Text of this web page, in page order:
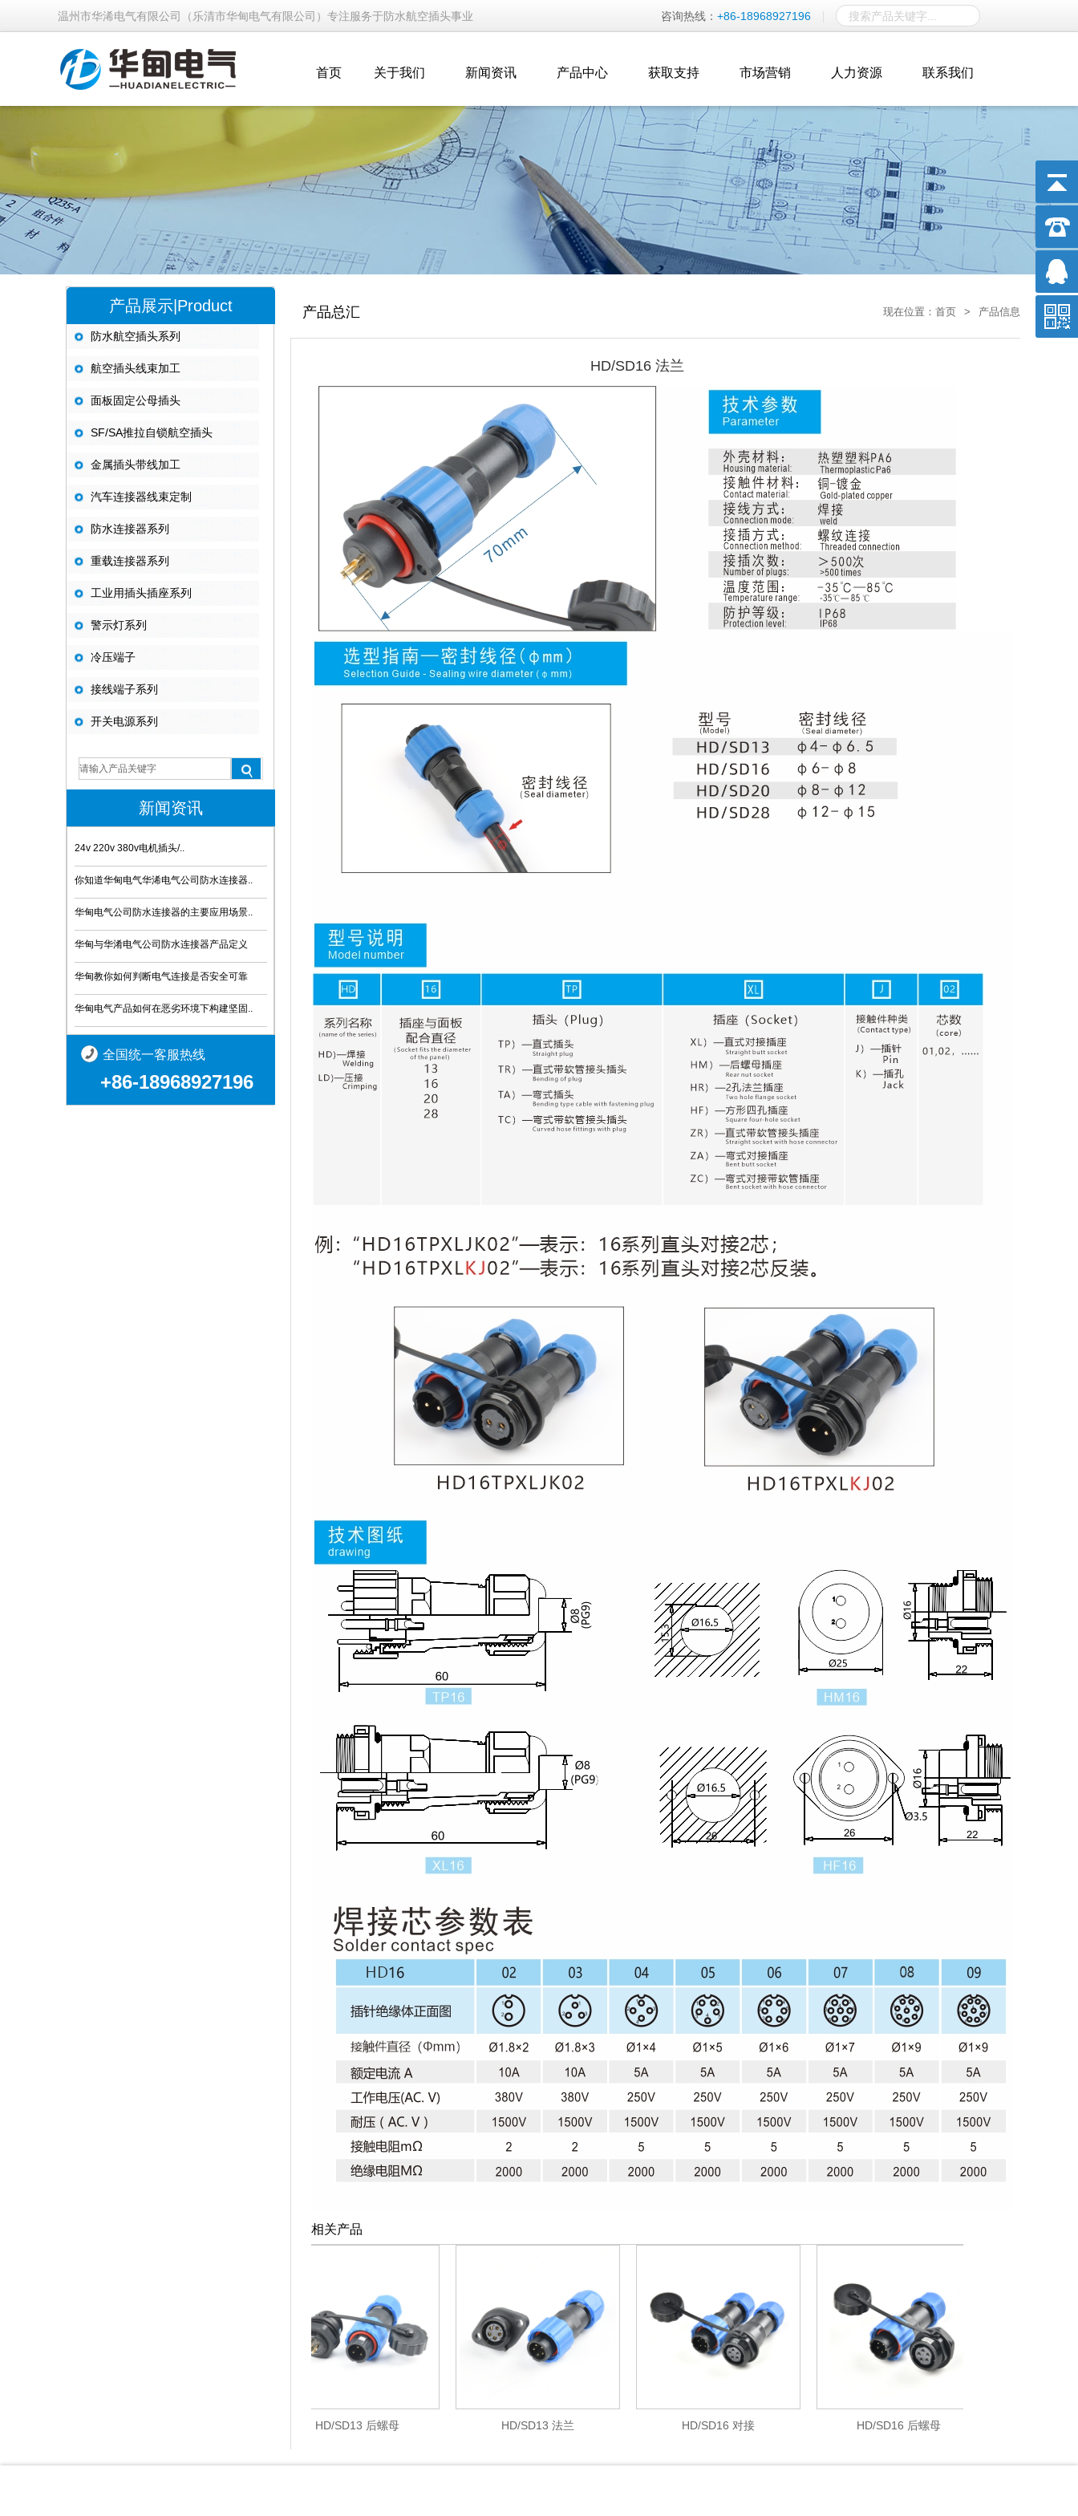
温州市华浠电气有限公司（乐清市华甸电气有限公司）专注服务于防水航空插头事业 咨询热线： +86-18968927196
首页 关于我们 新闻资讯 产品中心 获取支持 市场营销 人力资源 联系我们
产品展示|Product
防水航空插头系列
航空插头线束加工
面板固定公母插头
SF/SA推拉自锁航空插头
金属插头带线加工
汽车连接器线束定制
防水连接器系列
重载连接器系列
工业用插头插座系列
警示灯系列
冷压端子
接线端子系列
开关电源系列
新闻资讯
24v 220v 380v电机插头/..
你知道华甸电气华浠电气公司防水连接器..
华甸电气公司防水连接器的主要应用场景..
华甸与华淆电气公司防水连接器产品定义
华甸教你如何判断电气连接是否安全可靠
华甸电气产品如何在恶劣环境下构建坚固..
全国统一客服热线
+86-18968927196
产品总汇 现在位置： 首页 > 产品信息
HD/SD16 法兰
相关产品
HD/SD13 后螺母 HD/SD13 法兰 HD/SD16 对接 HD/SD16 后螺母